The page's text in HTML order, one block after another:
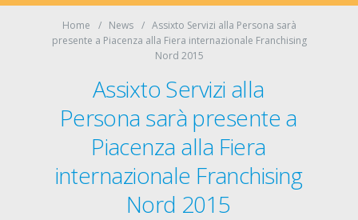
Home News
Assixto Servizi alla Persona sarà
presente a Piacenza alla Fiera internazionale Franchising
Nord 2015
Assixto Servizi alla
Persona sarà presente a
Piacenza alla Fiera
internazionale Franchising
Nord 2015